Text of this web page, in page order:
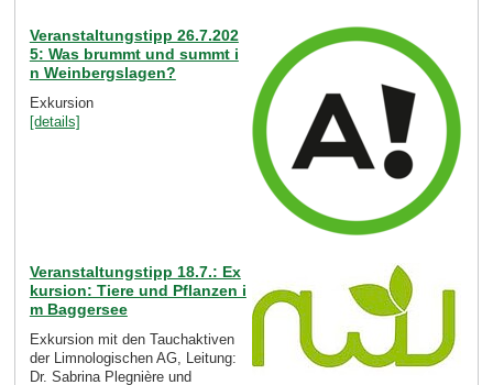
Veranstaltungstipp 26.7.202
5: Was brummt und summt i
n Weinbergslagen?
Exkursion
[details]
Veranstaltungstipp 18.7.: Ex
kursion: Tiere und Pflanzen i
m Baggersee
Exkursion mit den Tauchaktiven
der Limnologischen AG, Leitung:
Dr. Sabrina Plegnière und